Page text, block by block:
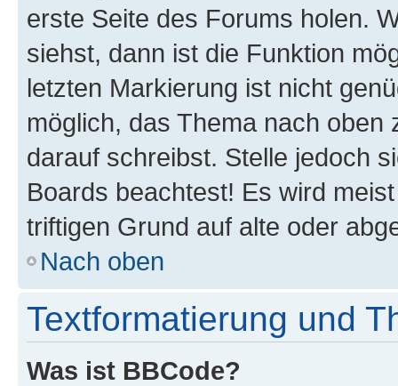
erste Seite des Forums holen.
siehst, dann ist die Funktion
letzten Markierung ist nicht
möglich, das Thema nach oben
darauf schreibst. Stelle jedoch
Boards beachtest! Es wird
triftigen Grund auf alte oder
Nach oben
Textformatierung und
Was ist BBCode?